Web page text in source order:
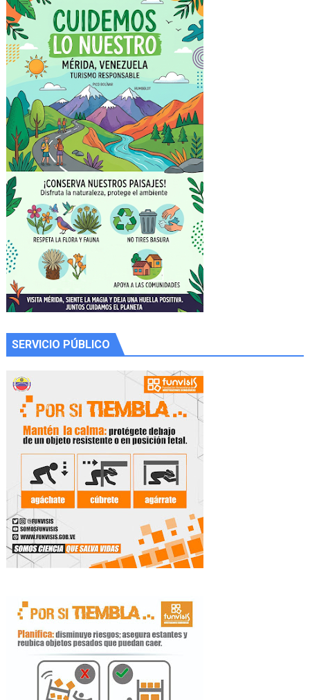
SERVICIO PÚBLICO